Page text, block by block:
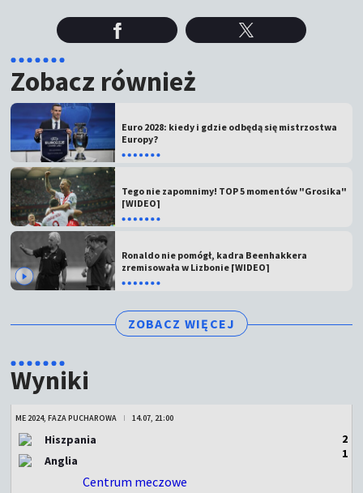
Zobacz również
Euro 2028: kiedy i gdzie odbędą się mistrzostwa
Europy?
Tego nie zapomnimy! TOP 5 momentów "Grosika"
[WIDEO]
Ronaldo nie pomógł, kadra Beenhakkera
zremisowała w Lizbonie [WIDEO]
ZOBACZ WIĘCEJ
Wyniki
ME 2024, FAZA PUCHAROWA 14.07, 21:00
Hiszpania
Anglia
2
1
Centrum meczowe